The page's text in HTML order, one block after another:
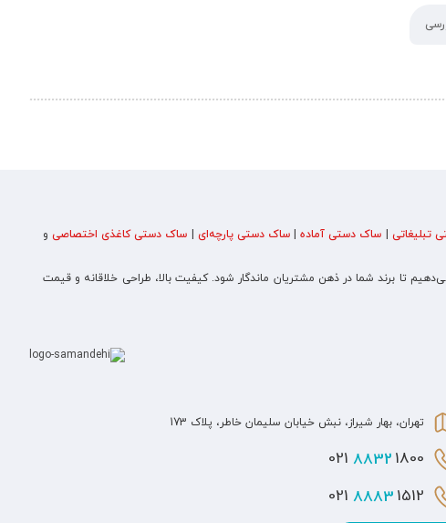
تبلیغاتی ساک دستی آماده|ساک دستی پارچه‌ای ساک دستی کاغذی اختصاصیو
می‌دهیم تا برند شما در ذهن مشتریان ماندگار شود. کیفیت بالا، طراحی خلاقانه و قیمت
تهران، بهار شیراز، نبش خیابان سلیمان خاطر، پلاک 173
8832 1800 021
8883 1512 021